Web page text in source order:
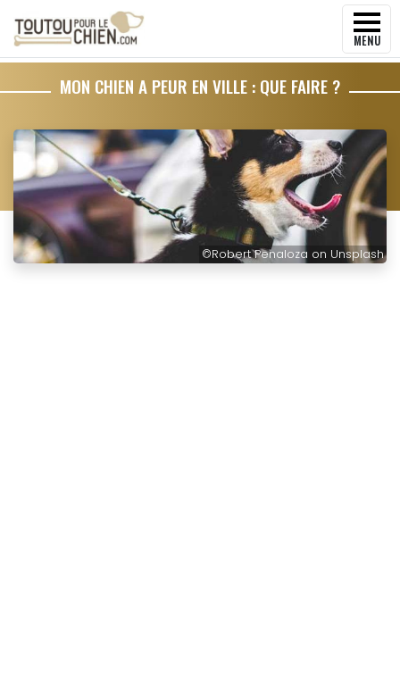
MENU
MON CHIEN A PEUR EN VILLE : QUE FAIRE ?
©Robert Penaloza on Unsplash